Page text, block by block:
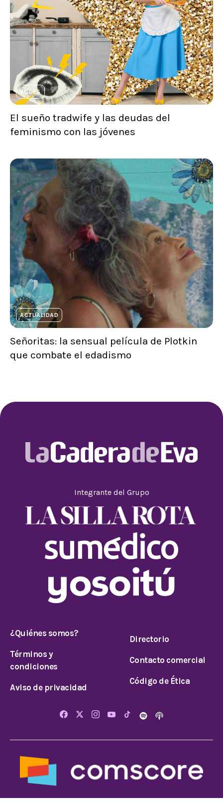
VOCES
El sueño tradwife y las deudas del
feminismo con las jóvenes
ACTUALIDAD
Señoritas: la sensual película de Plotkin
que combate el edadismo
Integrante del Grupo
¿Quiénes somos?
Términos y
condiciones
Aviso de privacidad
Directorio
Contacto comercial
Código de Ética